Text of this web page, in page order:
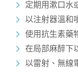
定期用漱口水
以注射器溫和
使用抗生素藥
在局部麻醉下
以雷射、無線